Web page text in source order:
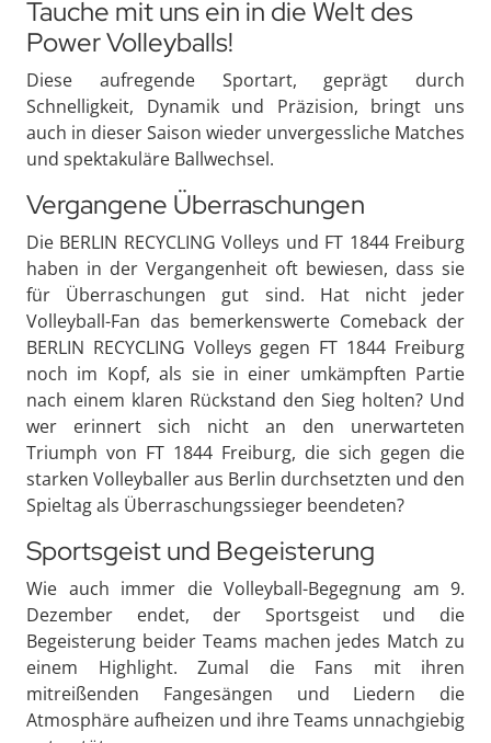
Tauche mit uns ein in die Welt des
Power Volleyballs!
Diese aufregende Sportart, geprägt durch
Schnelligkeit, Dynamik und Präzision, bringt uns
auch in dieser Saison wieder unvergessliche Matches
und spektakuläre Ballwechsel.
Vergangene Überraschungen
Die BERLIN RECYCLING Volleys und FT 1844 Freiburg
haben in der Vergangenheit oft bewiesen, dass sie
für Überraschungen gut sind. Hat nicht jeder
Volleyball-Fan das bemerkenswerte Comeback der
BERLIN RECYCLING Volleys gegen FT 1844 Freiburg
noch im Kopf, als sie in einer umkämpften Partie
nach einem klaren Rückstand den Sieg holten? Und
wer erinnert sich nicht an den unerwarteten
Triumph von FT 1844 Freiburg, die sich gegen die
starken Volleyballer aus Berlin durchsetzten und den
Spieltag als Überraschungssieger beendeten?
Sportsgeist und Begeisterung
Wie auch immer die Volleyball-Begegnung am 9.
Dezember endet, der Sportsgeist und die
Begeisterung beider Teams machen jedes Match zu
einem Highlight. Zumal die Fans mit ihren
mitreißenden Fangesängen und Liedern die
Atmosphäre aufheizen und ihre Teams unnachgiebig